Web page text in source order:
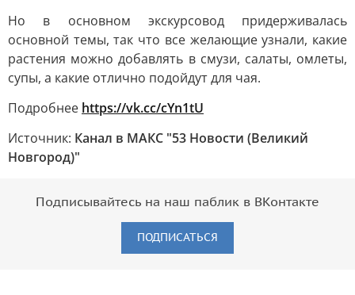
Но в основном экскурсовод придерживалась
основной темы, так что все желающие узнали, какие
растения можно добавлять в смузи, салаты, омлеты,
супы, а какие отлично подойдут для чая.
Подробнее https://vk.cc/cYn1tU
Источник: Канал в МАКС "53 Новости (Великий
Новгород)"
Подписывайтесь на наш паблик в ВКонтакте
ПОДПИСАТЬСЯ